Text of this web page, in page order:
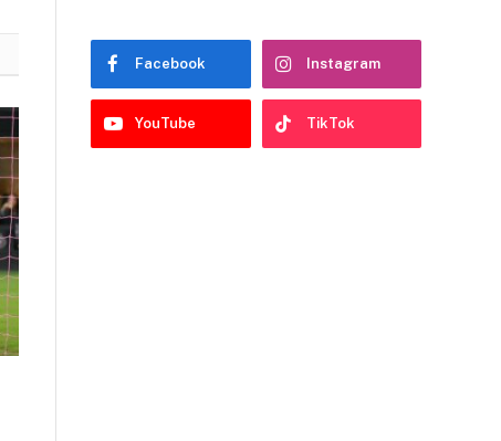
Facebook Instagram
YouTube TikTok